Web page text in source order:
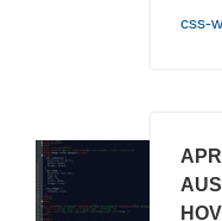
css-